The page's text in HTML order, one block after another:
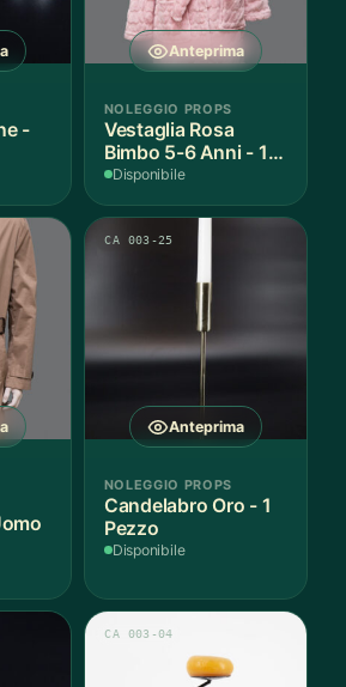
-
Anteprima
NOLEGGIO PROPS
Vestaglia Rosa
Bimbo 5-6 Anni - 1
Pezzo
Disponibile
Anteprima
CA 003-25
NOLEGGIO PROPS
Candelabro Oro - 1
Pezzo
Disponibile
CA 003-04